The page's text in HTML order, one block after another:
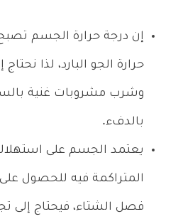
إن درجة حرارة الجسم
حرارة الجو البارد، لذا
وشرب مشروبات غنية
بالدفء.
يعتمد الجسم على
المتراكمة فيه للحصول
فصل الشتاء، فيحتاج إلى